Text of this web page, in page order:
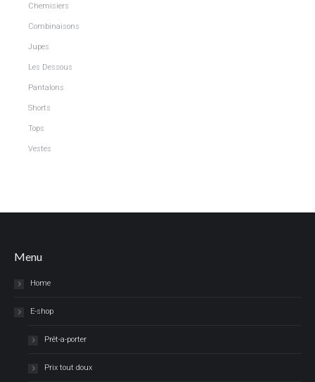
Chemisiers
Combinaisons
Jupes
Les Dessous
Pantalons
Shorts
Tops
Vestes
Menu
Home
E-shop
Prêt-a-porter
Prix tout doux